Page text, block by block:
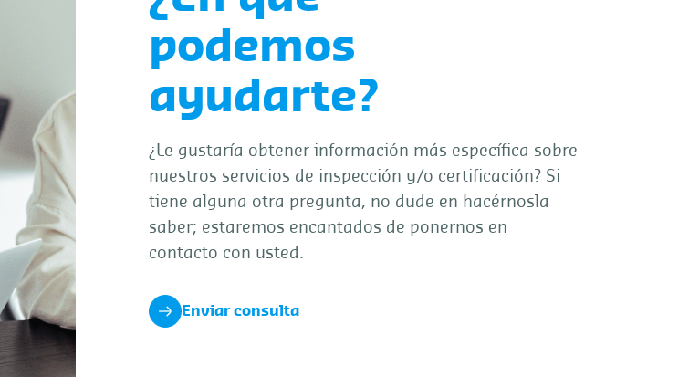
podemos
ayudarte?
¿Le gustaría obtener información más específica sobre
nuestros servicios de inspección y/o certificación? Si
tiene alguna otra pregunta, no dude en hacérnosla
saber; estaremos encantados de ponernos en
contacto con usted.
Enviar consulta